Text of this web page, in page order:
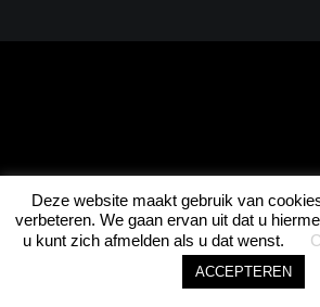
Deze website maakt gebruik van
verbeteren. We gaan ervan uit dat u
u kunt zich afmelden als u dat wenst.
ACCEPTEREN